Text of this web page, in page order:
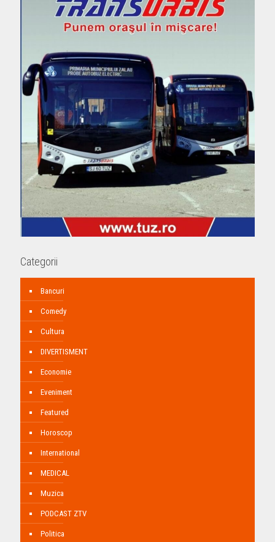
Categorii
Bancuri
Comedy
Cultura
DIVERTISMENT
Economie
Eveniment
Featured
Horoscop
International
MEDICAL
Muzica
PODCAST ZTV
Politica